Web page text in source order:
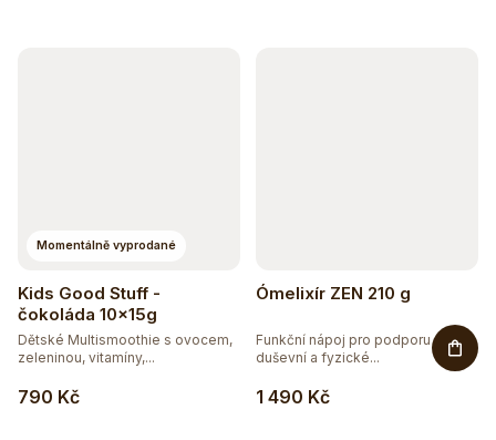
Momentálně vyprodané
Kids Good Stuff -
čokoláda 10x15g
790 Kč
Dětské Multismoothie s ovocem,
zeleninou, vitamíny,...
Ómelixír ZEN 210 g
1 490 Kč
Funkční nápoj pro podporu
duševní a fyzické...